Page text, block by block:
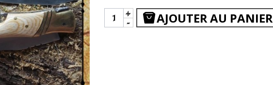
-
+ AJOUTER AU PANIER